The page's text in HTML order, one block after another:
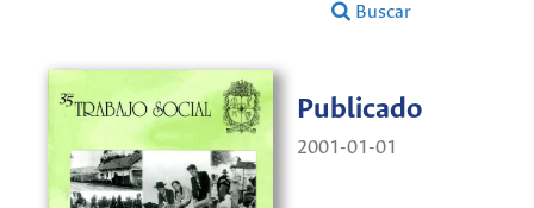
Buscar
Publicado
2001-01-01